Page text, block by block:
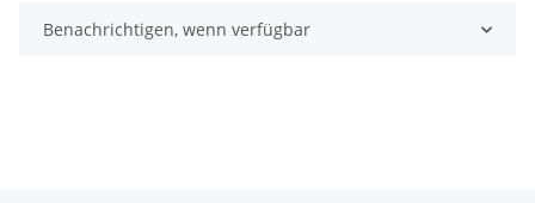
Benachrichtigen, wenn verfügbar